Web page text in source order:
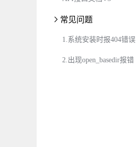
常见问题
1.系统安装时报404错误
2.出现open_basedir报错